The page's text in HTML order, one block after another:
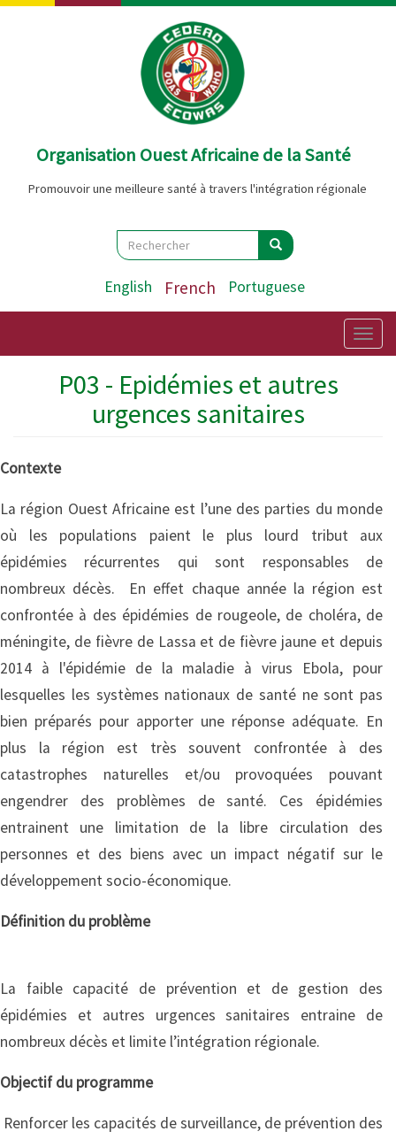
Aller
Organisation Ouest Africaine de la Santé
Promouvoir une meilleure santé à travers l'intégration régionale
Search
Rechercher Rechercher
English French Portuguese
P03 - Epidémies et autres
urgences sanitaires
Contexte
La région Ouest Africaine est l’une des parties du monde
où les populations paient le plus lourd tribut aux
épidémies récurrentes qui sont responsables de
nombreux décès. En effet chaque année la région est
confrontée à des épidémies de rougeole, de choléra, de
méningite, de fièvre de Lassa et de fièvre jaune et depuis
2014 à l'épidémie de la maladie à virus Ebola, pour
lesquelles les systèmes nationaux de santé ne sont pas
bien préparés pour apporter une réponse adéquate. En
plus la région est très souvent confrontée à des
catastrophes naturelles et/ou provoquées pouvant
engendrer des problèmes de santé. Ces épidémies
entrainent une limitation de la libre circulation des
personnes et des biens avec un impact négatif sur le
développement socio-économique.
Définition du problème
La faible capacité de prévention et de gestion des
épidémies et autres urgences sanitaires entraine de
nombreux décès et limite l’intégration régionale.
Objectif du programme
Renforcer les capacités de surveillance, de prévention des